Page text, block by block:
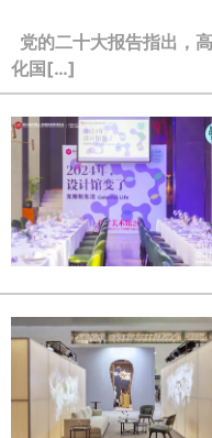
党的二十大报告指出，
化国[…]